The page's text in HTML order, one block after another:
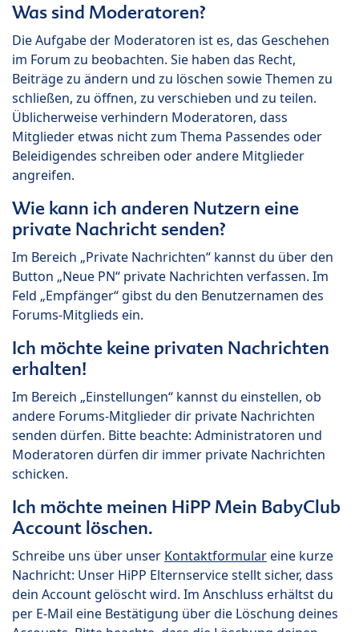
Was sind Moderatoren?
Die Aufgabe der Moderatoren ist es, das Geschehen
im Forum zu beobachten. Sie haben das Recht,
Beiträge zu ändern und zu löschen sowie Themen zu
schließen, zu öffnen, zu verschieben und zu teilen.
Üblicherweise verhindern Moderatoren, dass
Mitglieder etwas nicht zum Thema Passendes oder
Beleidigendes schreiben oder andere Mitglieder
angreifen.
Wie kann ich anderen Nutzern eine
private Nachricht senden?
Im Bereich „Private Nachrichten“ kannst du über den
Button „Neue PN“ private Nachrichten verfassen. Im
Feld „Empfänger“ gibst du den Benutzernamen des
Forums-Mitglieds ein.
Ich möchte keine privaten Nachrichten
erhalten!
Im Bereich „Einstellungen“ kannst du einstellen, ob
andere Forums-Mitglieder dir private Nachrichten
senden dürfen. Bitte beachte: Administratoren und
Moderatoren dürfen dir immer private Nachrichten
schicken.
Ich möchte meinen HiPP Mein BabyClub
Account löschen.
Schreibe uns über unser Kontaktformulareine kurze
Nachricht: Unser HiPP Elternservice stellt sicher, dass
dein Account gelöscht wird. Im Anschluss erhältst du
per E-Mail eine Bestätigung über die Löschung deines